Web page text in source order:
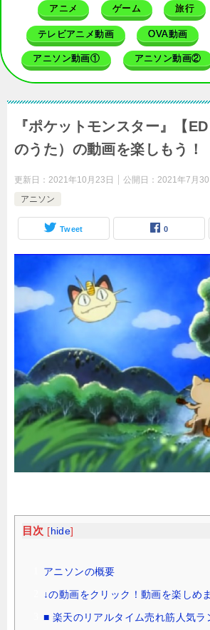
アニメ ゲーム 旅行
テレビアニメ動画 OVA動画
アニソン動画① アニソン動画②
『ポケットモンスター』【
のうた）の動画を楽しもう！
更新日： 2021年10月23日 公開日： 2021年7月30
アニソン
Tweet 0
目次 [ hide]
アニソンの概要
↓の動画をクリック！動画を楽しめ
■ 楽天のリアルタイム売れ筋人気ラ